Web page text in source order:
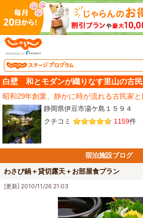
白壁 和とモダンが織りなす里山の古
昭和29年創業、静かに時が流れる古民家
静岡県伊豆市湯ケ島１５９４
クチコミ
1159件
宿泊施設ブログ
わさび鍋＋貸切露天＋お部屋食プラン
[更新] 2010/11/26 21:03